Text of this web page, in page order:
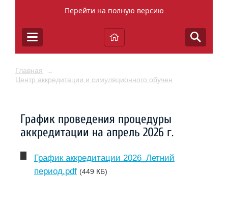
Перейти на полную версию
Главная →
Центр аккредитации и симуляционного обучения
График проведения процедуры
аккредитации на апрель 2026 г.
График аккредитации 2026_Летний
период.pdf (449 КБ)